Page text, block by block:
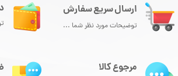
ارسال سریع سفارش
توضیحات مورد نظر شما ...
مرجوع کالا